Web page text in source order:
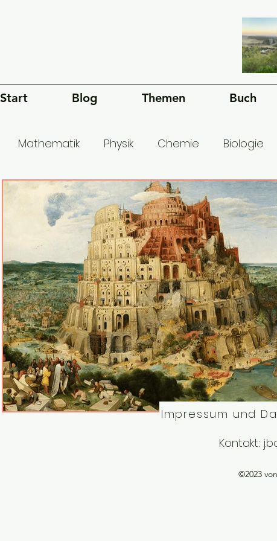
Start Blog Themen Buch
Mathematik Physik Chemie Biologie
Philosophie Gesellschaft Ökonomie
Impressum und
Kontakt:
©2023